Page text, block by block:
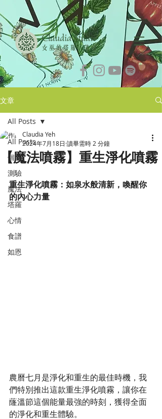
文章
All Posts
個案
測驗
魔法
塔羅
心情
食譜
如恩
All Posts
【魔法噴霧】重生淨化噴霧
Claudia Yeh
2024年7月18日 讀畢需時 2 分鐘
重生淨化噴霧：如泉水般清新，喚醒你
的內心力量
農曆七月是淨化和重生的最佳時機，我
們特別推出這款重生淨化噴霧，讓你在
蕯溫節這個能量最強的時刻，獲得全面
的淨化和重生體驗。